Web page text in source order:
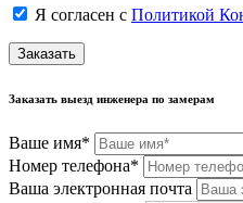
Я согласен с Политикой
Заказать
Заказать выезд инженера по замерам
Ваше имя*
Номер телефона*
Ваша электронная почта